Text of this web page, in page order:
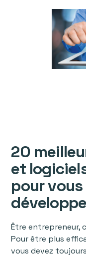
20
et
pour
Être entrepreneur,
Pour être plus
vous devez